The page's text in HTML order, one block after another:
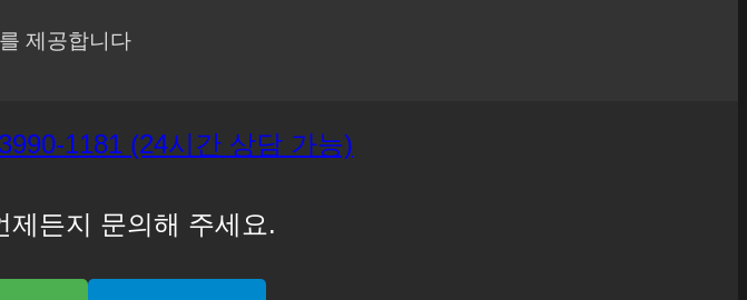
제공합니다
1181 (24시간 상담 가능)
제든지 문의해 주세요.